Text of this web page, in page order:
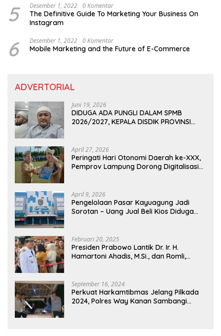
5 Desember 1, 2022 0 Komentar
The Definitive Guide To Marketing Your Business On
Instagram
6 Desember 1, 2022 0 Komentar
Mobile Marketing and the Future of E-Commerce
ADVERTORIAL
Juni 19, 2026
DIDUGA ADA PUNGLI DALAM SPMB
2026/2027, KEPALA DISDIK PROVINSI
April 27, 2026
Peringati Hari Otonomi Daerah ke-XXX,
Pemprov Lampung Dorong Digitalisasi
April 9, 2026
Pengelolaan Pasar Kayuagung Jadi
Sorotan – Uang Jual Beli Kios Diduga
Februari 20, 2025
Presiden Prabowo Lantik Dr. Ir. H.
Hamartoni Ahadis, M.Si., dan Romli,
2025-2030 Di Istana Negara
September 16, 2024
Perkuat Harkamtibmas Jelang Pilkada
2024, Polres Way Kanan Sambangi